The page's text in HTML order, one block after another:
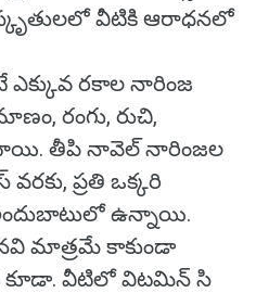
వీటికి ఆరాధనలో
ఎక్కువ రకాల నారింజ
రంగు, రుచి,
తీపి నావెల్ నారింజల
వరకు, ప్రతి ఒక్కరి
ఉన్నాయి.
మాత్రమే కాకుండా
కూడా. వీటిలో విటమిన్ సి